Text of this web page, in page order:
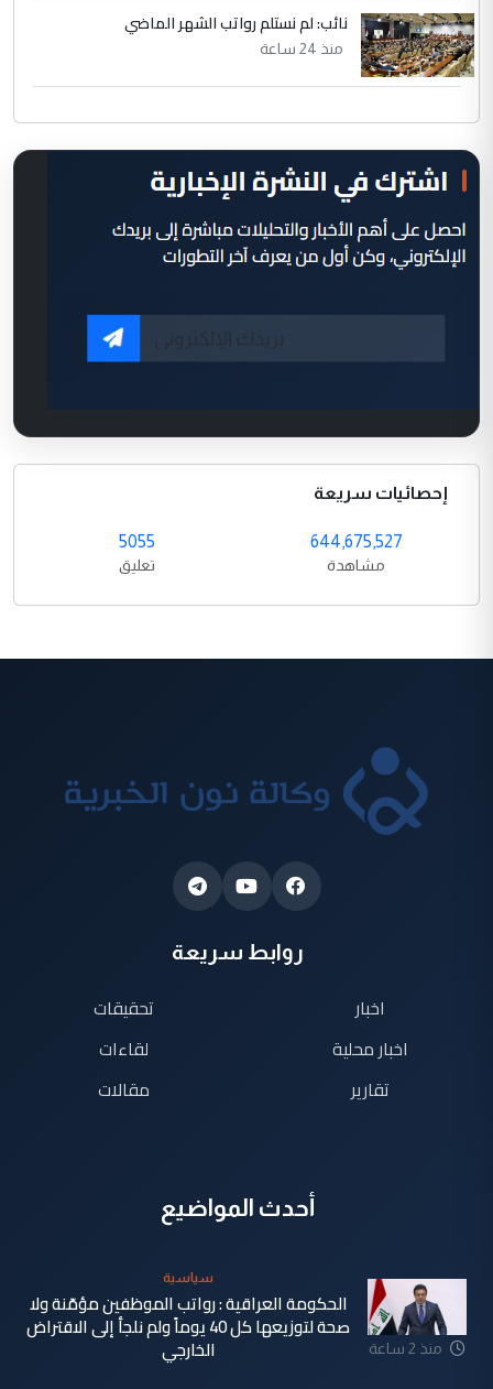
نائب: لم نستلم رواتب الشهر الماضي
منذ 24 ساعة
إحصائيات سريعة
644,675,527
مشاهدة
5055
تعليق
روابط سريعة
اخبار
اخبار محلية
تقارير
تحقيقات
لقاءات
مقالات
أحدث المواضيع
منذ 2 ساعة
سياسية
الحكومة العراقية : رواتب الموظفين مؤمّنة ولا
صحة لتوزيعها كل 40 يوماً ولم نلجأ إلى الاقتراض
الخارجي